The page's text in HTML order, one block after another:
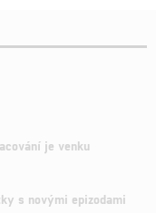
je venku
s novými epizodami